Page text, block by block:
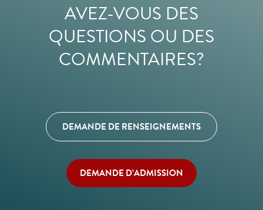
AVEZ-VOUS DES
QUESTIONS OU DES
COMMENTAIRES?
DEMANDE DE RENSEIGNEMENTS
DEMANDE D’ADMISSION